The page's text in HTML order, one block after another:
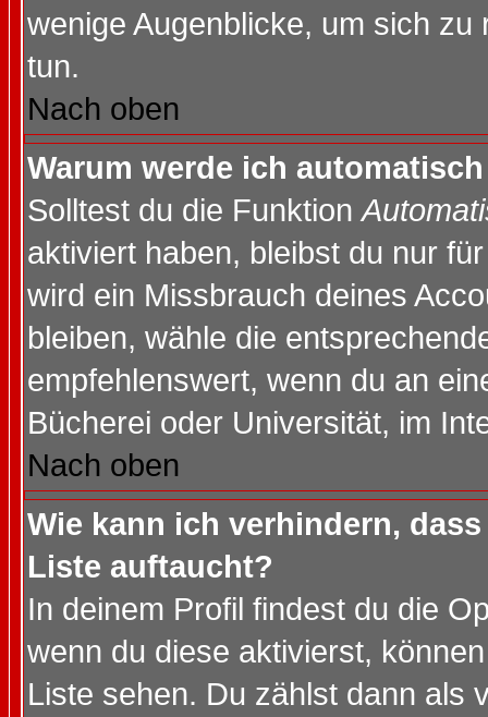
wenige Augenblicke, um sich
tun.
Nach oben
Warum werde ich
Solltest du die Funktion
aktiviert haben, bleibst du nur
wird ein Missbrauch deines
bleiben, wähle die
empfehlenswert, wenn du an
Bücherei oder Universität, im
Nach oben
Wie kann ich verhindern,
Liste auftaucht?
In deinem Profil findest du die
wenn du diese aktivierst,
Liste sehen. Du zählst dann als